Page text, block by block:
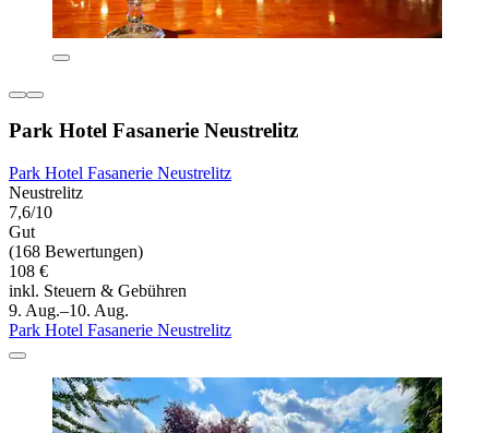
Park Hotel Fasanerie Neustrelitz
Park Hotel Fasanerie Neustrelitz
Neustrelitz
7,6/10
Gut
(168 Bewertungen)
108 €
inkl. Steuern & Gebühren
9. Aug.–10. Aug.
Park Hotel Fasanerie Neustrelitz